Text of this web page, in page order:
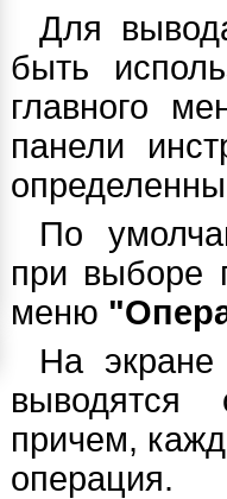
Для
быть
главного
панели
По
при выборе
меню
На
причем,
операция.